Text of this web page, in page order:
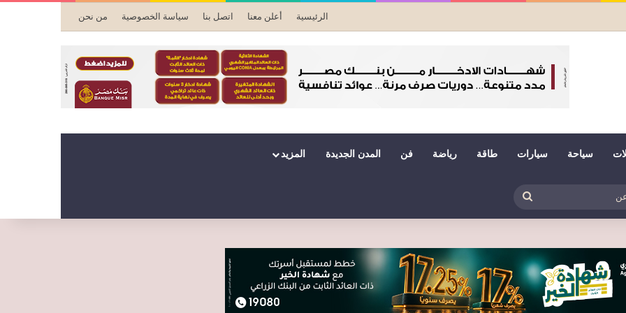
الرئيسية أعلن معنا اتصل بنا سياسة الخصوصية من نحن
سياحة سيارات طاقة رياضة فن المدن الجديدة المزيد
عن